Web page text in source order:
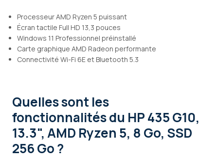
Processeur AMD Ryzen 5 puissant
Écran tactile Full HD 13,3 pouces
Windows 11 Professionnel préinstallé
Carte graphique AMD Radeon performante
Connectivité Wi-Fi 6E et Bluetooth 5.3
Quelles sont les
fonctionnalitésdu HP 435 G10,
13.3", AMD Ryzen 5, 8 Go, SSD
256 Go ?